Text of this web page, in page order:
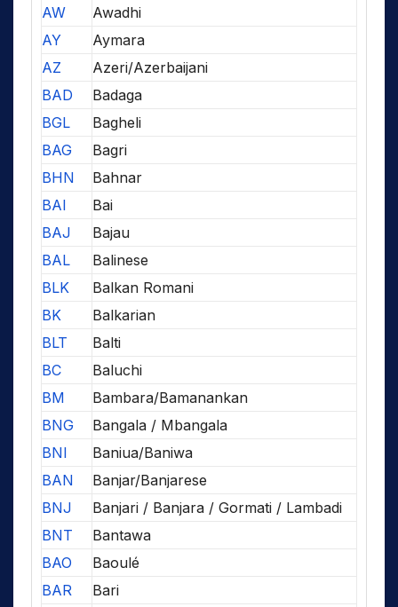
AW
Awadhi
AY
Aymara
AZ
Azeri/Azerbaijani
BAD
Badaga
BGL
Bagheli
BAG
Bagri
BHN
Bahnar
BAI
Bai
BAJ
Bajau
BAL
Balinese
BLK
Balkan Romani
BK
Balkarian
BLT
Balti
BC
Baluchi
BM
Bambara/Bamanankan
BNG
Bangala / Mbangala
BNI
Baniua/Baniwa
BAN
Banjar/Banjarese
BNJ
Banjari / Banjara / Gormati / Lambadi
BNT
Bantawa
BAO
Baoulé
BAR
Bari